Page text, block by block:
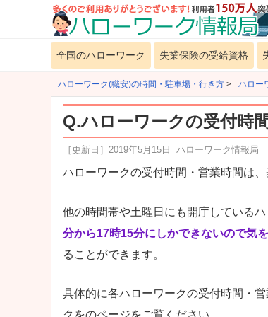
全国のハローワーク 失業保険の受給資格
ハローワーク(職安)の時間・駐車場・行き方 > ハロー
Q.ハローワークの受付時
［更新日］ 2019年5月15日 ハローワーク情報局
ハローワークの受付時間・営業時間は
他の時間帯や土曜日にも開庁しているハ
分から17時15分にしかできないので気を
ることができます。
具体的に各ハローワークの受付時間・営